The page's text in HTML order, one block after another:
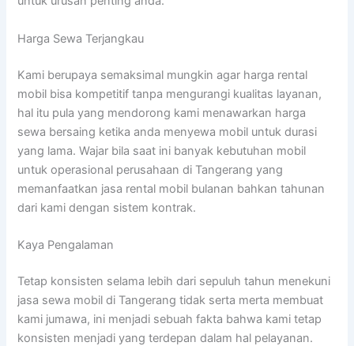
Harga Sewa Terjangkau
Kami berupaya semaksimal mungkin agar harga rental
mobil bisa kompetitif tanpa mengurangi kualitas layanan,
hal itu pula yang mendorong kami menawarkan harga
sewa bersaing ketika anda menyewa mobil untuk durasi
yang lama. Wajar bila saat ini banyak kebutuhan mobil
untuk operasional perusahaan di Tangerang yang
memanfaatkan jasa rental mobil bulanan bahkan tahunan
dari kami dengan sistem kontrak.
Kaya Pengalaman
Tetap konsisten selama lebih dari sepuluh tahun menekuni
jasa sewa mobil di Tangerang tidak serta merta membuat
kami jumawa, ini menjadi sebuah fakta bahwa kami tetap
konsisten menjadi yang terdepan dalam hal pelayanan.